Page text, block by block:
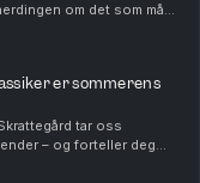
om det som må
påmelding til neste
er sommerens
tar oss
– og forteller deg
med på stranda i